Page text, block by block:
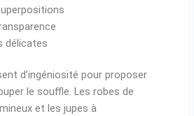
délicates
d’ingéniosité pour proposer
le souffle. Les robes de
et les jupes à